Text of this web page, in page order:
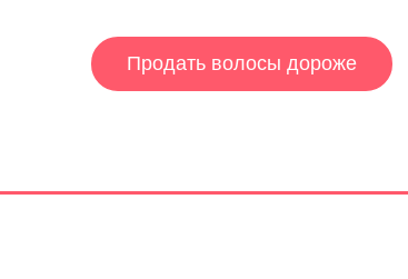
Продать волосы дороже